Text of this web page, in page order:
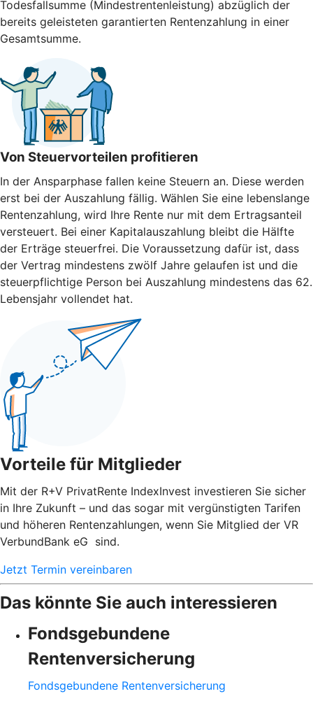
Todesfallsumme (Mindestrentenleistung) abzüglich der
bereits geleisteten garantierten Rentenzahlung in einer
Gesamtsumme.
Von Steuervorteilen profitieren
In der Ansparphase fallen keine Steuern an. Diese werden
erst bei der Auszahlung fällig. Wählen Sie eine lebenslange
Rentenzahlung, wird Ihre Rente nur mit dem Ertragsanteil
versteuert. Bei einer Kapitalauszahlung bleibt die Hälfte
der Erträge steuerfrei. Die Voraussetzung dafür ist, dass
der Vertrag mindestens zwölf Jahre gelaufen ist und die
steuerpflichtige Person bei Auszahlung mindestens das 62.
Lebensjahr vollendet hat.
Vorteile für Mitglieder
Mit der R+V PrivatRente IndexInvest investieren Sie sicher
in Ihre Zukunft – und das sogar mit vergünstigten Tarifen
und höheren Rentenzahlungen, wenn Sie Mitglied der VR
VerbundBank eG sind.
Jetzt Termin vereinbaren
Das könnte Sie auch interessieren
Fondsgebundene
Rentenversicherung
Fondsgebundene Rentenversicherung